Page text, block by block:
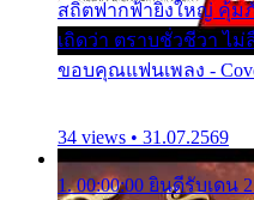
สถิตฟากฟ้ายิ่งใหญ่ คุ้ม
เถิดว่า ตราบชั่วชีวา ไม่
ขอบคุณแฟนเพลง -
34 views • 31.07.2569
1. 00:00:00 ยินดีรับเดน